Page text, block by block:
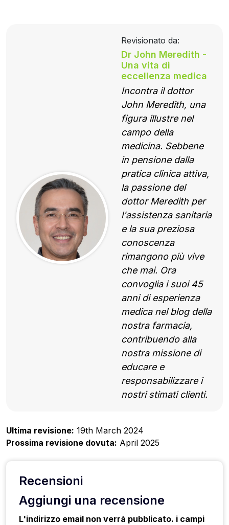
Revisionato da:
Dr John Meredith -
Una vita di
eccellenza medica
Incontra il dottor
John Meredith, una
figura illustre nel
campo della
medicina. Sebbene
in pensione dalla
pratica clinica attiva,
la passione del
dottor Meredith per
l'assistenza sanitaria
e la sua preziosa
conoscenza
rimangono più vive
che mai. Ora
convoglia i suoi 45
anni di esperienza
medica nel blog della
nostra farmacia,
contribuendo alla
nostra missione di
educare e
responsabilizzare i
nostri stimati clienti.
Ultima revisione: 19th March 2024
Prossima revisione dovuta: April 2025
Recensioni
Aggiungi una recensione
L'indirizzo email non verrà pubblicato. i campi